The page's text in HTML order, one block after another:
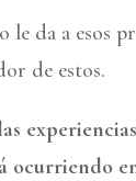
da a esos
de estos.
ocurriendo